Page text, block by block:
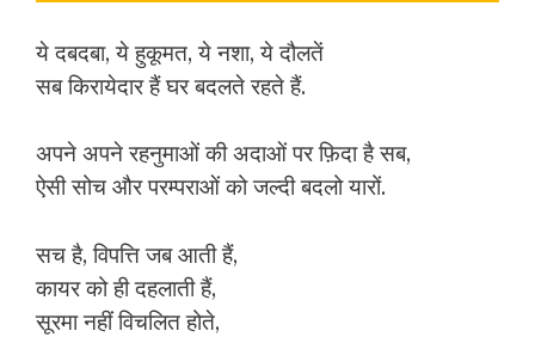
ये दबदबा, ये हुकूमत, ये नशा, ये दौलतें
सब किरायेदार हैं घर बदलते रहते हैं.
अपने अपने रहनुमाओं की अदाओं पर फ़िदा है सब,
ऐसी सोच और परम्पराओं को जल्दी बदलो यारों.
सच है, विपत्ति जब आती हैं,
कायर को ही दहलाती हैं,
सूरमा नहीं विचलित होते,